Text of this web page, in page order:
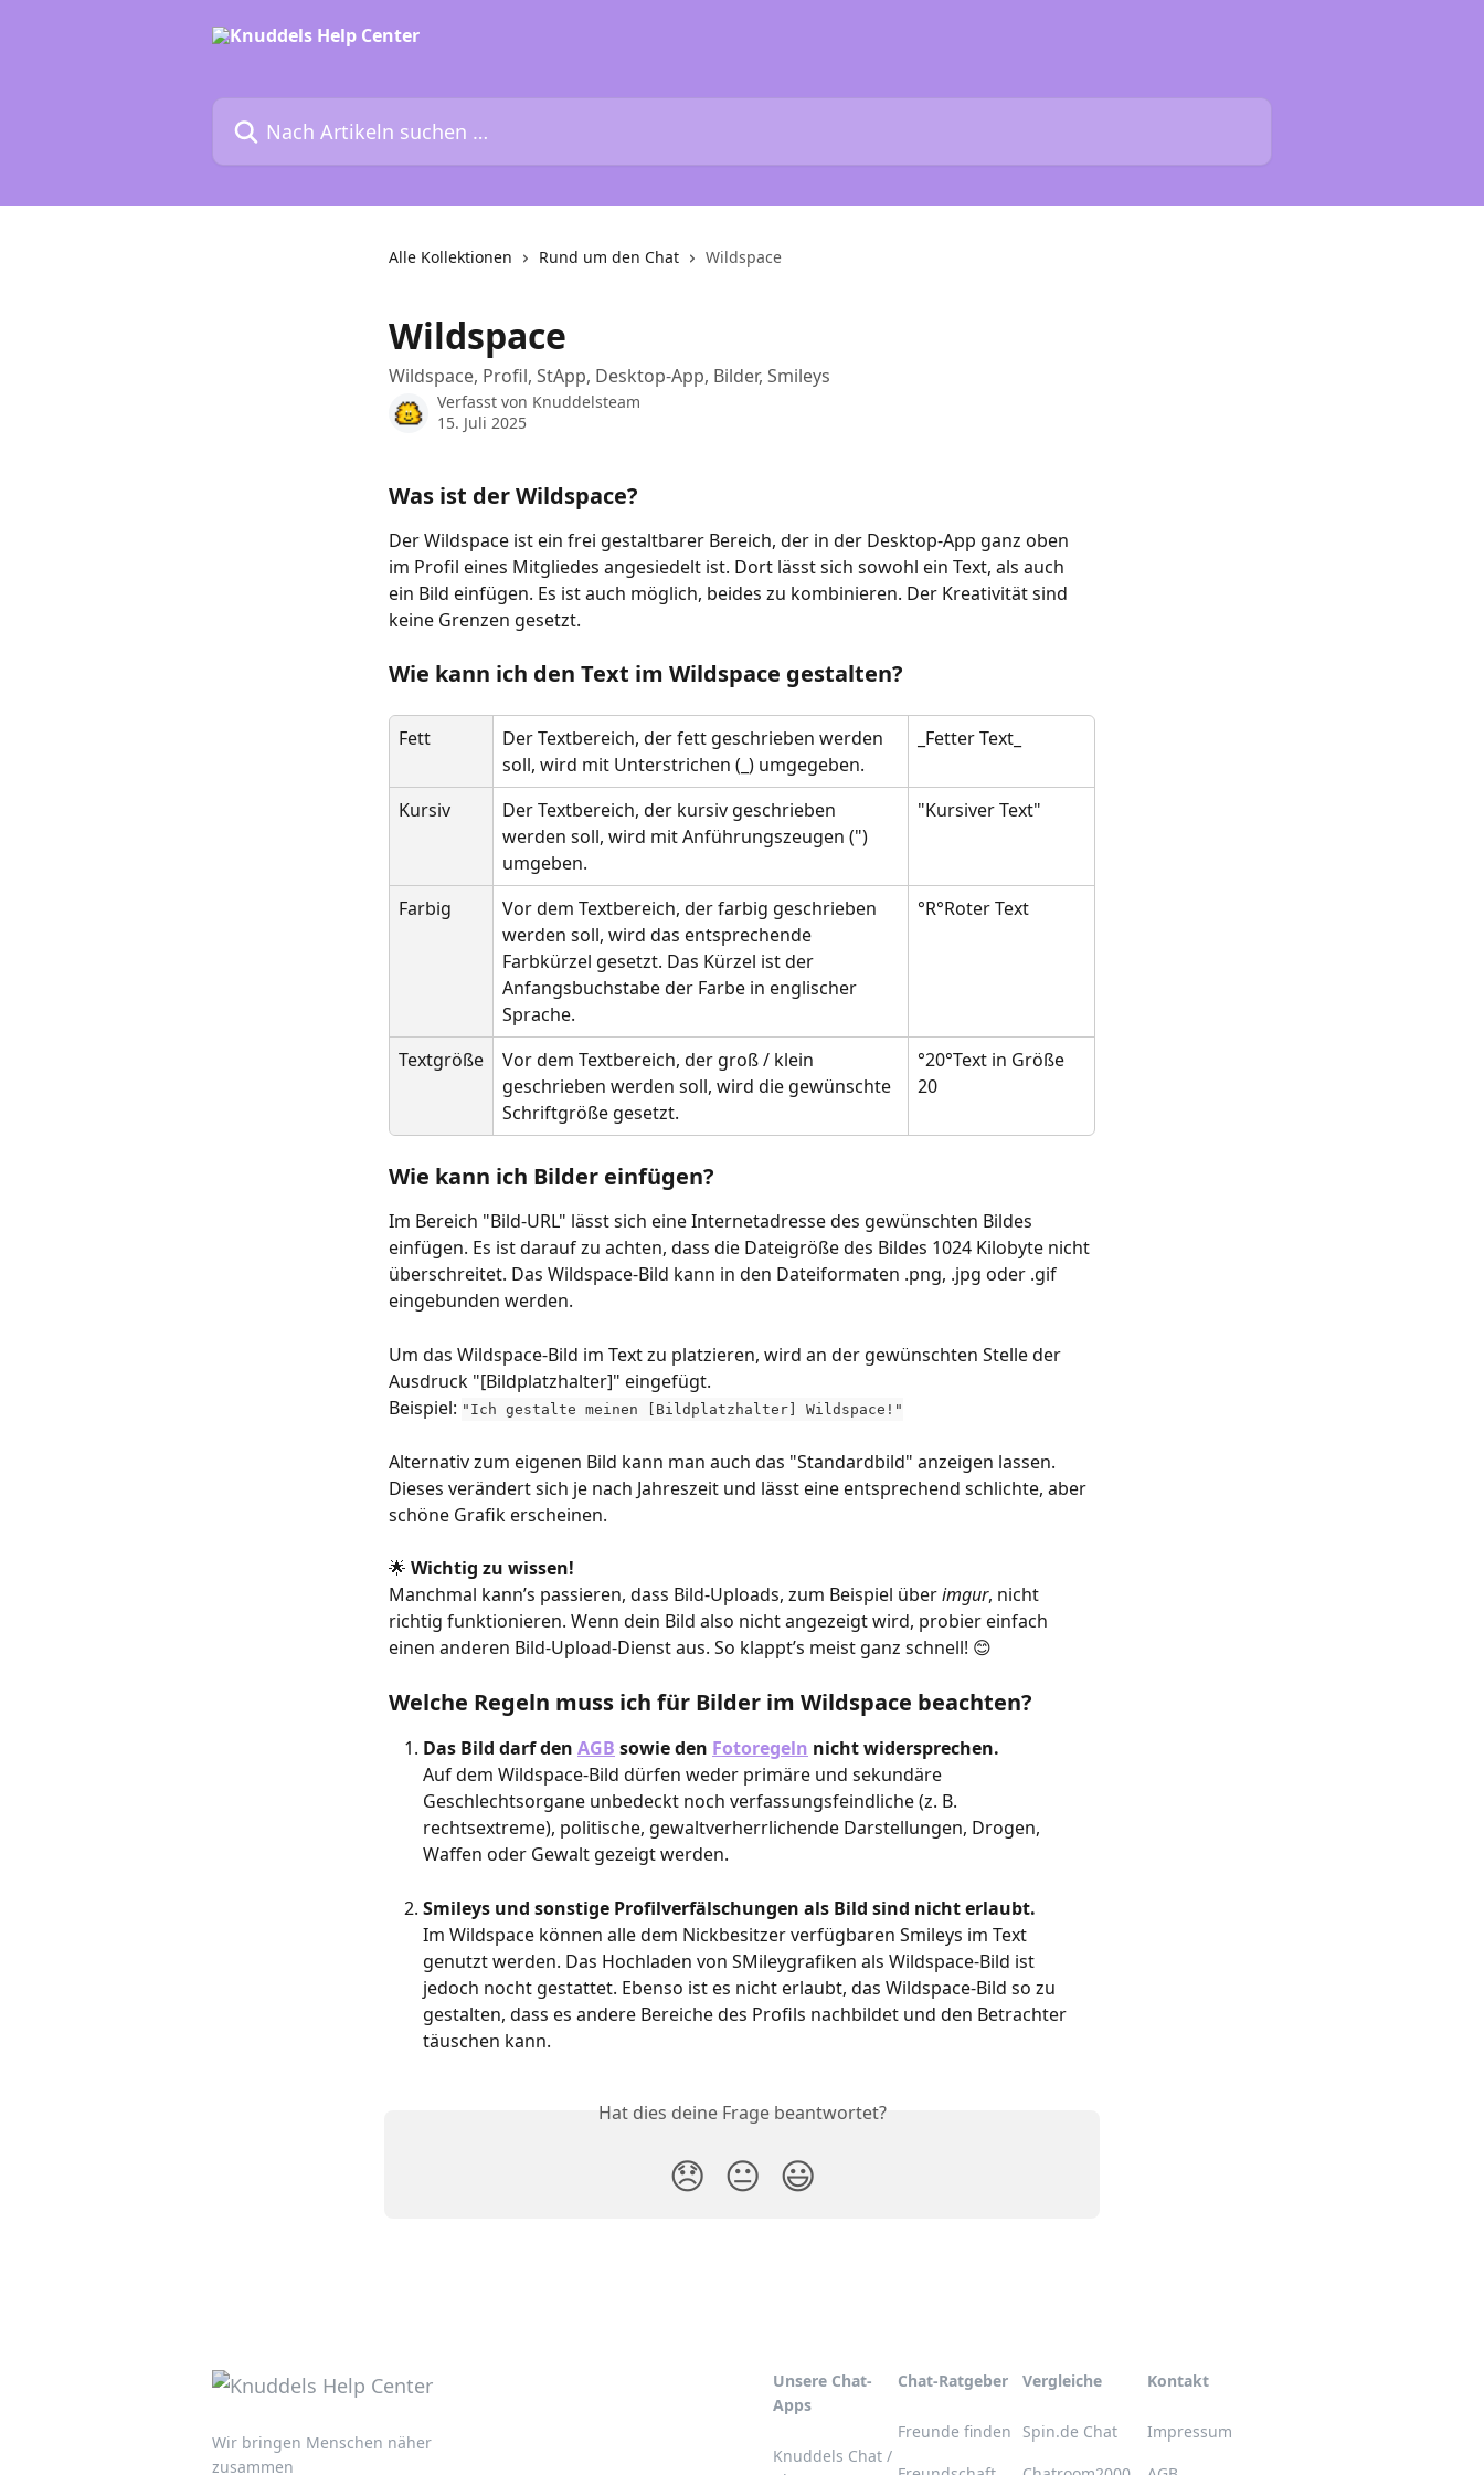
Alle Kollektionen Rund um den Chat Wildspace
Wildspace
Wildspace, Profil, StApp, Desktop-App, Bilder, Smileys
Verfasst von Knuddelsteam
15. Juli 2025
Was ist der Wildspace?
Der Wildspace ist ein frei gestaltbarer Bereich, der in der Desktop-App ganz oben
im Profil eines Mitgliedes angesiedelt ist. Dort lässt sich sowohl ein Text, als auch
ein Bild einfügen. Es ist auch möglich, beides zu kombinieren. Der Kreativität sind
keine Grenzen gesetzt.
Wie kann ich den Text im Wildspace gestalten?
Fett
Der Textbereich, der fett geschrieben werden
soll, wird mit Unterstrichen (_) umgegeben.
_Fetter Text_
Kursiv
Der Textbereich, der kursiv geschrieben
werden soll, wird mit Anführungszeugen (")
umgeben.
"Kursiver Text"
Farbig
Vor dem Textbereich, der farbig geschrieben
werden soll, wird das entsprechende
Farbkürzel gesetzt. Das Kürzel ist der
Anfangsbuchstabe der Farbe in englischer
Sprache.
°R°Roter Text
Textgröße
Vor dem Textbereich, der groß / klein
geschrieben werden soll, wird die gewünschte
Schriftgröße gesetzt.
°20°Text in Größe
20
Wie kann ich Bilder einfügen?
Im Bereich "Bild-URL" lässt sich eine Internetadresse des gewünschten Bildes
einfügen. Es ist darauf zu achten, dass die Dateigröße des Bildes 1024 Kilobyte nicht
überschreitet. Das Wildspace-Bild kann in den Dateiformaten .png, .jpg oder .gif
eingebunden werden.
Um das Wildspace-Bild im Text zu platzieren, wird an der gewünschten Stelle der
Ausdruck "[Bildplatzhalter]" eingefügt.
Beispiel: "Ich gestalte meinen [Bildplatzhalter] Wildspace!"
Alternativ zum eigenen Bild kann man auch das "Standardbild" anzeigen lassen.
Dieses verändert sich je nach Jahreszeit und lässt eine entsprechend schlichte, aber
schöne Grafik erscheinen.
🌟 Wichtig zu wissen!
Manchmal kann’s passieren, dass Bild-Uploads, zum Beispiel über imgur, nicht
richtig funktionieren. Wenn dein Bild also nicht angezeigt wird, probier einfach
einen anderen Bild-Upload-Dienst aus. So klappt’s meist ganz schnell! 😊
Welche Regeln muss ich für Bilder im Wildspace beachten?
Das Bild darf den AGB sowie den Fotoregeln nicht widersprechen.
Auf dem Wildspace-Bild dürfen weder primäre und sekundäre
Geschlechtsorgane unbedeckt noch verfassungsfeindliche (z. B.
rechtsextreme), politische, gewaltverherrlichende Darstellungen, Drogen,
Waffen oder Gewalt gezeigt werden.
Smileys und sonstige Profilverfälschungen als Bild sind nicht erlaubt.
Im Wildspace können alle dem Nickbesitzer verfügbaren Smileys im Text
genutzt werden. Das Hochladen von SMileygrafiken als Wildspace-Bild ist
jedoch nocht gestattet. Ebenso ist es nicht erlaubt, das Wildspace-Bild so zu
gestalten, dass es andere Bereiche des Profils nachbildet und den Betrachter
täuschen kann.
Hat dies deine Frage beantwortet?
😞 😐 😃
Wir bringen Menschen näher
zusammen
Unsere Chat-
Apps
Knuddels Chat /
Chat-Ratgeber
Freunde finden
Vergleiche
Spin.de Chat
Kontakt
Impressum